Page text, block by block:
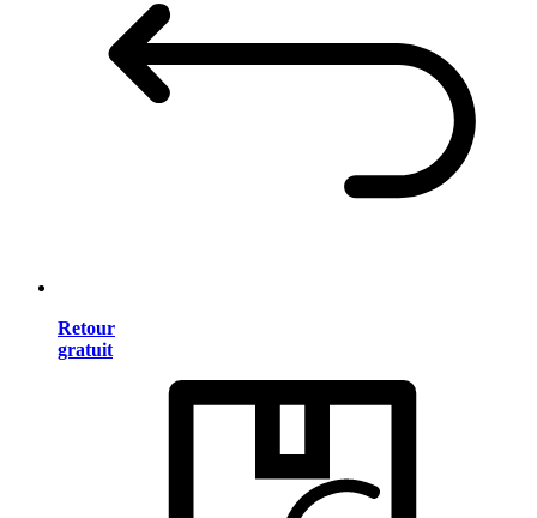
Retour
gratuit